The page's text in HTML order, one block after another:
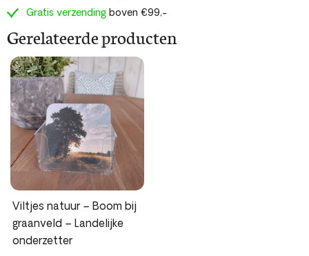
Gratis verzendingboven €99,-
Gerelateerde producten
Viltjes natuur – Boom bij
graanveld – Landelijke
onderzetter